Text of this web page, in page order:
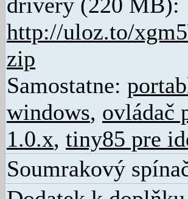
http://uloz.to/
zip
Samostatne:
windows, ovládač
1.0.x, tiny85 pre
Soumrakový